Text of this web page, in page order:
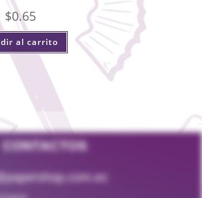
$0.65
al carrito
CONTACTOS